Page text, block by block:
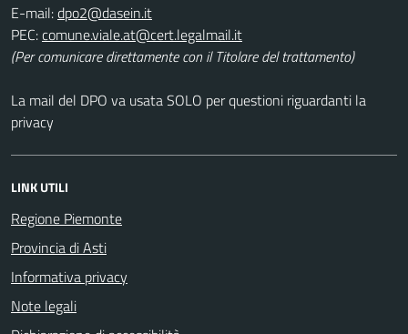
E-mail:
PEC:
(Per comunicare direttamente con il Titolare del trattamento)
La mail del DPO va usata SOLO per questioni riguardanti la
privacy
LINK UTILI
Regione Piemonte
Provincia di Asti
Informativa privacy
Note legali